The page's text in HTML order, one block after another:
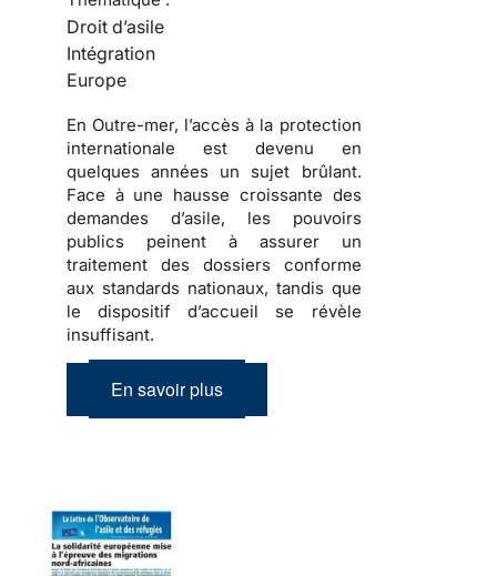
Droit d’asile
Intégration
Europe
En Outre-mer, l’accès à la protection
internationale est devenu en
quelques années un sujet brûlant.
Face à une hausse croissante des
demandes d’asile, les pouvoirs
publics peinent à assurer un
traitement des dossiers conforme
aux standards nationaux, tandis que
le dispositif d’accueil se révèle
insuffisant.
En savoir plus